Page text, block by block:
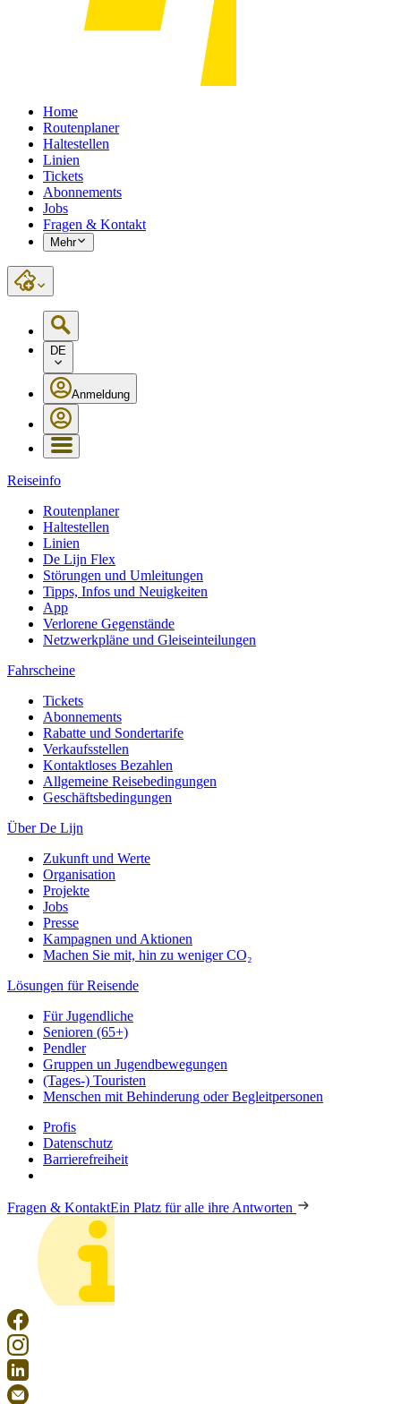
Home
Routenplaner
Haltestellen
Linien
Tickets
Abonnements
Jobs
Fragen & Kontakt
Mehr
DE
Anmeldung
Reiseinfo
Routenplaner
Haltestellen
Linien
De Lijn Flex
Störungen und Umleitungen
Tipps, Infos und Neuigkeiten
App
Verlorene Gegenstände
Netzwerkpläne und Gleiseinteilungen
Fahrscheine
Tickets
Abonnements
Rabatte und Sondertarife
Verkaufsstellen
Kontaktloses Bezahlen
Allgemeine Reisebedingungen
Geschäftsbedingungen
Über De Lijn
Zukunft und Werte
Organisation
Projekte
Jobs
Presse
Kampagnen und Aktionen
Machen Sie mit, hin zu weniger CO₂
Lösungen für Reisende
Für Jugendliche
Senioren (65+)
Pendler
Gruppen un Jugendbewegungen
(Tages-) Touristen
Menschen mit Behinderung oder Begleitpersonen
Profis
Datenschutz
Barrierefreiheit
Fragen & KontaktEin Platz für alle ihre Antworten